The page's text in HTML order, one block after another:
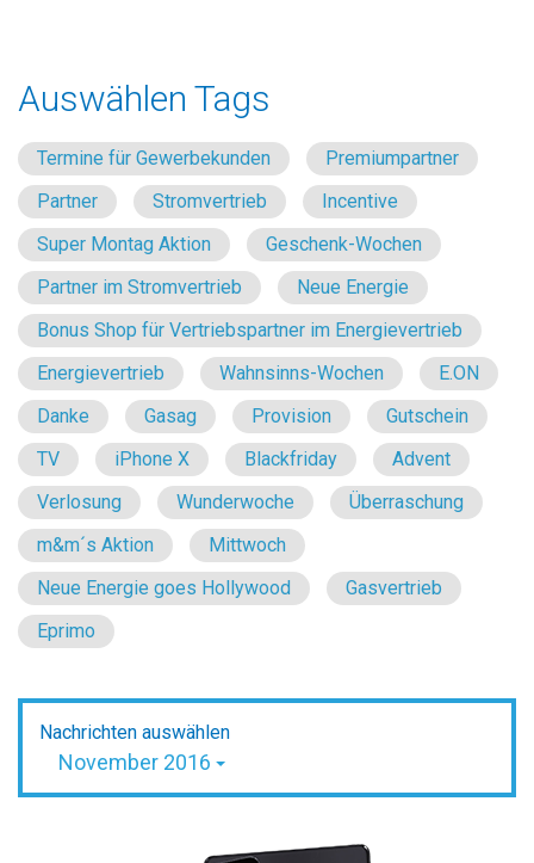
Auswählen Tags
Termine für Gewerbekunden
Premiumpartner
Partner
Stromvertrieb
Incentive
Super Montag Aktion
Geschenk-Wochen
Partner im Stromvertrieb
Neue Energie
Bonus Shop für Vertriebspartner im Energievertrieb
Energievertrieb
Wahnsinns-Wochen
E.ON
Danke
Gasag Provision
Gutschein
TV
iPhone X Blackfriday
Advent
Verlosung
Wunderwoche
Überraschung
m&m´s Aktion
Mittwoch
Neue Energie goes Hollywood
Gasvertrieb
Eprimo
Nachrichten auswählen
November 2016